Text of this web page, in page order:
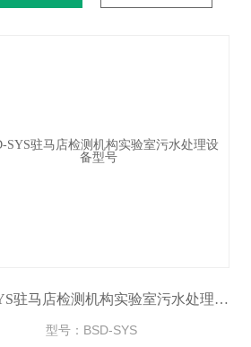
BSD-SYS驻马店检测机构实验室污水处理设备型号
型号：BSD-SYS